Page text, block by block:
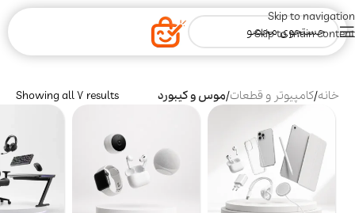
Skip to navigation
Skip to main content
خانه/کامپیوتر و قطعات/موس و کیبورد Showing all 7 results